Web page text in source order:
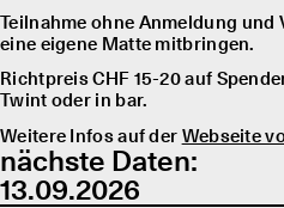
Teilnahme ohne Anmeldung
eine eigene Matte mitbringen.
Richtpreis CHF 15-20 auf
Twint oder in bar.
Weitere Infos auf der Webseite
nächste Daten:
13.09.2026